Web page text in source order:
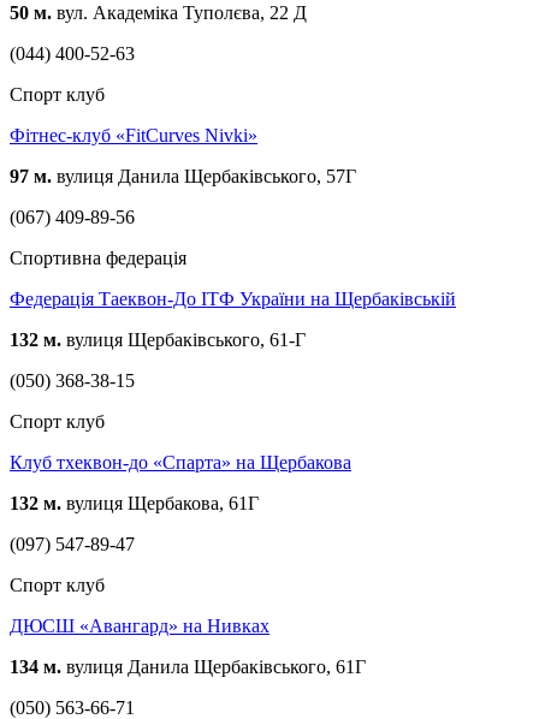
50 м. вул. Академіка Туполєва, 22 Д
(044) 400-52-63
Спорт клуб
Фітнес-клуб «FitCurves Nivki»
97 м. вулиця Данила Щербаківського, 57Г
(067) 409-89-56
Спортивна федерація
Федерація Таеквон-До ІТФ України на Щербаківській
132 м. вулиця Щербаківського, 61-Г
(050) 368-38-15
Спорт клуб
Клуб тхеквон-до «Спарта» на Щербакова
132 м. вулиця Щербакова, 61Г
(097) 547-89-47
Спорт клуб
ДЮСШ «Авангард» на Нивках
134 м. вулиця Данила Щербаківського, 61Г
(050) 563-66-71